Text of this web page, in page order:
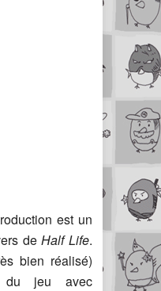
est un
deHalf Life.
bien réalisé)
du jeu avec